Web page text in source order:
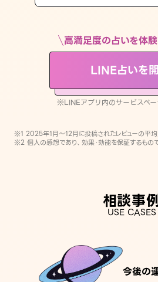
LINE占いを開く
※LINEアプリ内のサービスページへ遷移します
高満足度の占いを体験
LINE占いを
※LINEアプリ内のサービスペ
※1 2025年1月〜12月に投稿されたレビューの平均
※2 個人の感想であり、効果・効能を保証するもの
相談事
USE CASES
今後の